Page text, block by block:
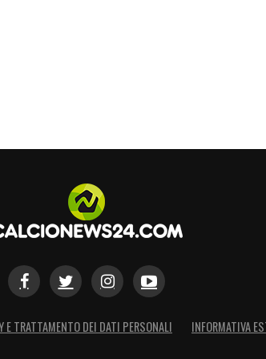
del giorno sul massimo
E TRATTAMENTO DEI DATI PERSONALI INFORMATIVA